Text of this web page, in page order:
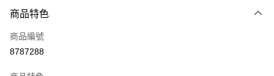
信用卡一次付款
超商取貨付款
商品特色
商品編號
8787288